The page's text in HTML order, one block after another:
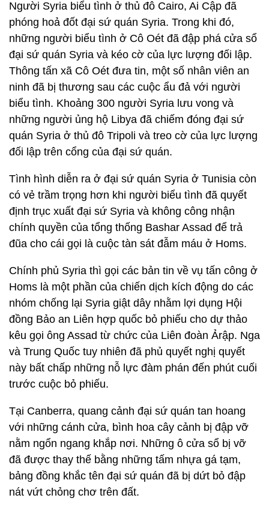
Người Syria biểu tình ở thủ đô Cairo, Ai Cập đã
phóng hoả đốt đại sứ quán Syria. Trong khi đó,
những người biểu tình ở Cô Oét đã đập phá cửa sổ
đại sứ quán Syria và kéo cờ của lực lượng đối lập.
Thông tấn xã Cô Oét đưa tin, một số nhân viên an
ninh đã bị thương sau các cuộc ẩu đả với người
biểu tình. Khoảng 300 người Syria lưu vong và
những người ủng hộ Libya đã chiếm đóng đại sứ
quán Syria ở thủ đô Tripoli và treo cờ của lực lượng
đối lập trên cổng của đại sứ quán.
Tình hình diễn ra ở đại sứ quán Syria ở Tunisia còn
có vẻ trầm trọng hơn khi người biểu tình đã quyết
định trục xuất đại sứ Syria và không công nhận
chính quyền của tổng thống Bashar Assad để trả
đũa cho cái gọi là cuộc tàn sát đẫm máu ở Homs.
Chính phủ Syria thì gọi các bản tin về vụ tấn công ở
Homs là một phần của chiến dịch kích động do các
nhóm chống lại Syria giật dây nhằm lợi dụng Hội
đồng Bảo an Liên hợp quốc bỏ phiếu cho dự thảo
kêu gọi ông Assad từ chức của Liên đoàn Ảrập. Nga
và Trung Quốc tuy nhiên đã phủ quyết nghị quyết
này bất chấp những nỗ lực đàm phán đến phút cuối
trước cuộc bỏ phiếu.
Tại Canberra, quang cảnh đại sứ quán tan hoang
với những cánh cửa, bình hoa cây cảnh bị đập vỡ
nằm ngổn ngang khắp nơi. Những ô cửa sổ bị vỡ
đã được thay thế bằng những tấm nhựa gá tạm,
bảng đồng khắc tên đại sứ quán đã bị dứt bỏ đập
nát vứt chỏng chơ trên đất.